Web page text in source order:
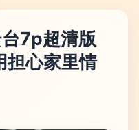
7p超清版
担心家里情